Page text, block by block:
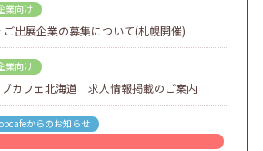
業向け
出展企業の募集について(札幌開催)
業向け
ブカフェ北海道 求人情報掲載のご案内
からのお知らせ